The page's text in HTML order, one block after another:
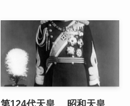
第124代天皇 昭和天皇